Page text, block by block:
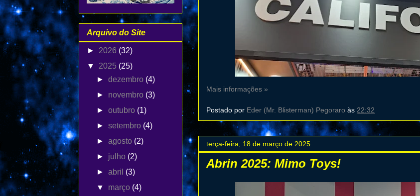
Mais informações »
Postado por Eder (Mr. Blisterman) Pegoraro às 22:32
terça-feira, 18 de março de 2025
Abrin 2025: Mimo Toys!
Arquivo do Site
► 2026 (32)
▼ 2025 (25)
►dezembro (4)
► novembro (3)
►outubro (1)
►setembro (4)
►agosto (2)
► julho (2)
►abril (3)
▼ março (4)